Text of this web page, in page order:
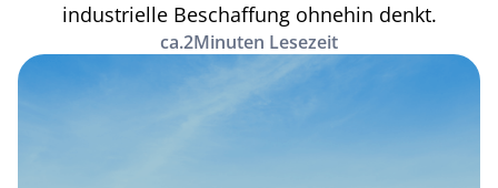
industrielle Beschaffung ohnehin denkt.
ca.2Minuten Lesezeit